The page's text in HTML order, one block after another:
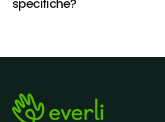
specifiche?